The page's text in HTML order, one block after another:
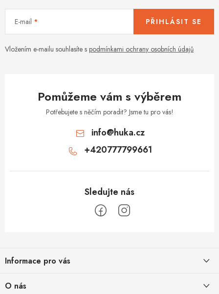
E-mail
Vložením e-mailu souhlasíte s podmínkami ochrany osobních údajů
PŘIHLÁSIT SE
Pomůžeme vám s výběrem
Potřebujete s něčím poradit? Jsme tu pro vás!
info@huka.cz
+420777799661
p
a
Informace pro vás
Obchodní podmínky
O nás